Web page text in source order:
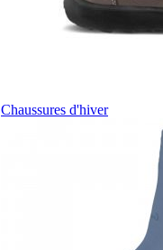
Chaussures d'hiver